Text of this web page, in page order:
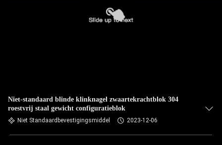
Niet-standaard blinde klinknagel zwaartekrachtblok 304
roestvrij staal gewicht configuratieblok
Niet Standaardbevestigingsmiddel 2023-12-06